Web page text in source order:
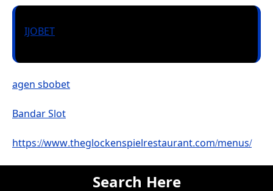
IJOBET
agen sbobet
Bandar Slot
https://www.theglockenspielrestaurant.com/menus/
Search Here